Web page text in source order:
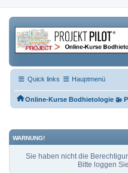
Quick links Hauptmenü
Online-Kurse Bodhietologie 🚁
WARNUNG!
Sie haben nicht die
Bitte loggen